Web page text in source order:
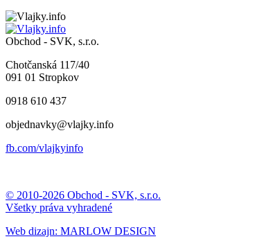
Obchod - SVK, s.r.o.
Chotčanská 117/40
091 01 Stropkov
0918 610 437
objednavky@vlajky.info
fb.com/vlajkyinfo
© 2010-2026 Obchod - SVK, s.r.o.
Všetky práva vyhradené
Web dizajn: MARLOW DESIGN